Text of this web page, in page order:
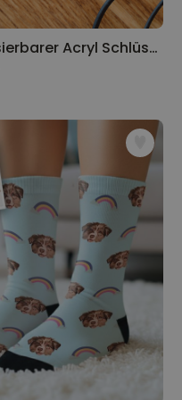
Personalisierbarer Acryl Schlüsselanhänger mit Heiligenschein und Gesicht